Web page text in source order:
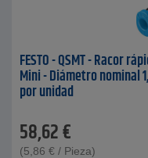
FESTO - QSMT - Racor
Mini - Diámetro nominal
por unidad
58,62€
(5,86 € / Pieza)